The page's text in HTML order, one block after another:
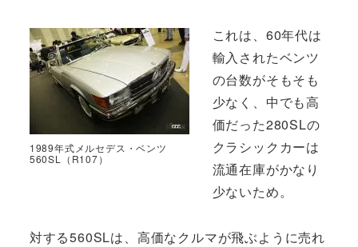
1989年式メルセデス・ベンツ
560SL（R107）
これは、60年代は
輸入されたベンツ
の台数がそもそも
少なく、中でも高
価だった280SLの
クラシックカーは
流通在庫がかなり
少ないため。
対する560SLは、高価なクルマが飛ぶように売れ